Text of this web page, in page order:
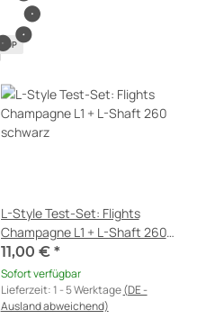
TOP
L-Style Test-Set: Flights
Champagne L1 + L-Shaft 260
schwarz
11,00 € *
Sofort verfügbar
Lieferzeit:1 - 5 Werktage(DE -
Ausland abweichend)